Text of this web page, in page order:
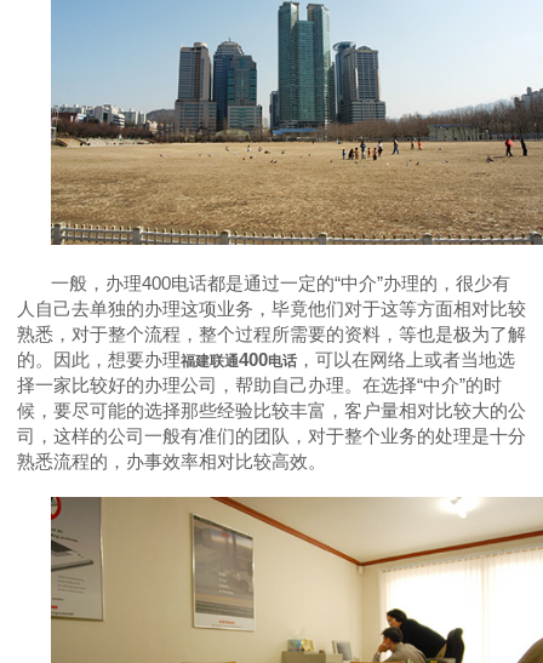
一般，办理400电话都是通过一定的“中介”办理的，很少有
人自己去单独的办理这项业务，毕竟他们对于这等方面相对比较
熟悉，对于整个流程，整个过程所需要的资料，等也是极为了解
的。因此，想要办理福建联通400电话 ，可以在网络上或者当地选
择一家比较好的办理公司，帮助自己办理。在选择“中介”的时
候，要尽可能的选择那些经验比较丰富，客户量相对比较大的公
司，这样的公司一般有准们的团队，对于整个业务的处理是十分
熟悉流程的，办事效率相对比较高效。